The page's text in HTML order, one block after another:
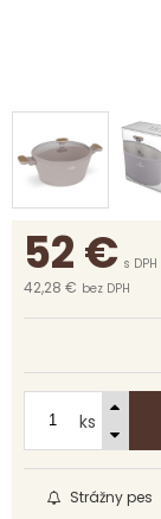
52€ s DPH
42,28 € bez DPH
ks
Strážny pes